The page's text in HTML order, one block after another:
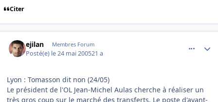
Citer
ejilan Membres Forum
Posté(e) le 24 mai 200521 a
Lyon : Tomasson dit non (24/05)
Le président de l'OL Jean-Michel Aulas cherche à réaliser un
très gros coup sur le marché des transferts. Le poste d'avant-